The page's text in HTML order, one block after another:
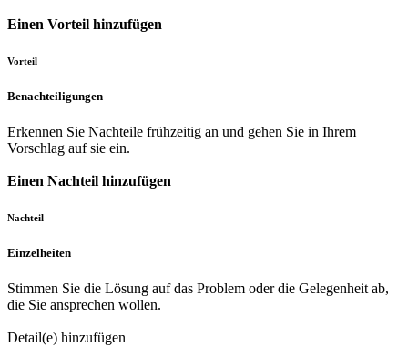
Einen Vorteil hinzufügen
Vorteil
Benachteiligungen
Erkennen Sie Nachteile frühzeitig an und gehen Sie in Ihrem
Vorschlag auf sie ein.
Einen Nachteil hinzufügen
Nachteil
Einzelheiten
Stimmen Sie die Lösung auf das Problem oder die Gelegenheit ab,
die Sie ansprechen wollen.
Detail(e) hinzufügen